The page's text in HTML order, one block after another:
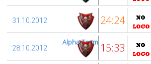
31.10.2012
Alpha-Team
24:24
28.10.2012 15:33